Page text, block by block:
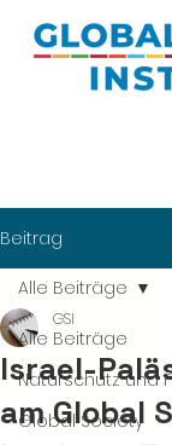
Beitrag
Alle Beiträge
Naturschutz und
Global Society
Alle Beiträge
Israel-
am Global
GSI